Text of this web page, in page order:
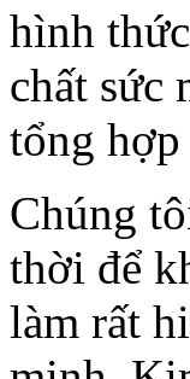
hình
chất sức
tổng
Chúng
thời để
làm rất